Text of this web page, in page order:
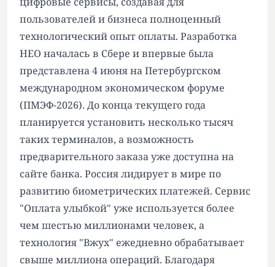
пользователей и бизнеса полноценный
технологический опыт оплаты. Разработка
НЕО началась в Сбере и впервые была
представлена 4 июня на Петербургском
международном экономическом форуме
(ПМЭФ-2026). До конца текущего года
планируется установить несколько тысяч
таких терминалов, а возможность
предварительного заказа уже доступна на
сайте банка. Россия лидирует в мире по
развитию биометрических платежей. Сервис
"Оплата улыбкой" уже используется более
чем шестью миллионами человек, а
технология "Вжух" ежедневно обрабатывает
свыше миллиона операций. Благодаря